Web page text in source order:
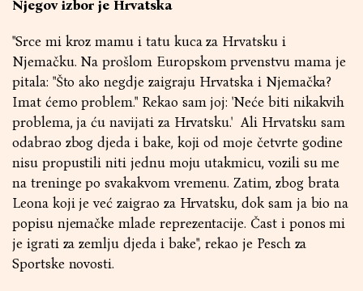
Njegov izbor je Hrvatska
"Srce mi kroz mamu i tatu kuca za Hrvatsku i
Njemačku. Na prošlom Europskom prvenstvu mama je
pitala: "Što ako negdje zaigraju Hrvatska i Njemačka?
Imat ćemo problem." Rekao sam joj: 'Neće biti nikakvih
problema, ja ću navijati za Hrvatsku.' Ali Hrvatsku sam
odabrao zbog djeda i bake, koji od moje četvrte godine
nisu propustili niti jednu moju utakmicu, vozili su me
na treninge po svakakvom vremenu. Zatim, zbog brata
Leona koji je već zaigrao za Hrvatsku, dok sam ja bio na
popisu njemačke mlade reprezentacije. Čast i ponos mi
je igrati za zemlju djeda i bake", rekao je Pesch za
Sportske novosti.